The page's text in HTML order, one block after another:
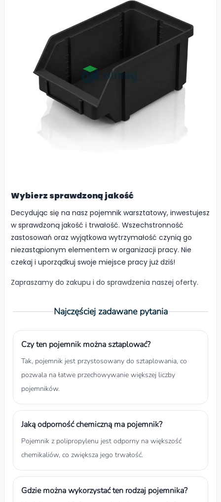
Wybierz sprawdzoną jakość
Decydując się na nasz pojemnik warsztatowy, inwestujesz
w sprawdzoną jakość i trwałość. Wszechstronność
zastosowań oraz wyjątkowa wytrzymałość czynią go
niezastąpionym elementem w organizacji pracy. Nie
czekaj i uporządkuj swoje miejsce pracy już dziś!
Zapraszamy do zakupu i do sprawdzenia naszej oferty.
Najczęściej zadawane pytania
Czy ten pojemnik można sztaplować?
Tak, pojemnik jest przystosowany do sztaplowania, co
pozwala na łatwe przechowywanie większej liczby
pojemników.
Jaką odporność chemiczną ma pojemnik?
Pojemnik z polipropylenu jest odporny na większość
chemikaliów, co zwiększa jego trwałość.
Gdzie można wykorzystać ten rodzaj pojemnika?